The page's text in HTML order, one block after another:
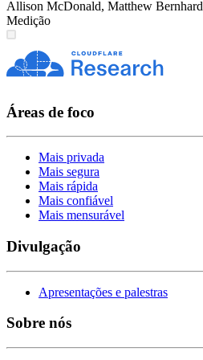
Allison McDonald, Matthew Bernhard
Medição
Áreas de foco
Mais privada
Mais segura
Mais rápida
Mais confiável
Mais mensurável
Divulgação
Apresentações e palestras
Sobre nós